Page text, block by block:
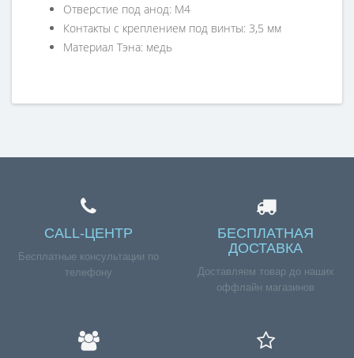
Отверстие под анод: М4
Контакты с креплением под винты: 3,5 мм
Материал Тэна: медь
Справка для покупателей
телефона +7 (960) 579-09-09.
CALL-ЦЕНТР
Бесплатные консультации по
телефону
БЕСПЛАТНАЯ
ДОСТАВКА
Доставляем товар до наших
оффлайн магазинов